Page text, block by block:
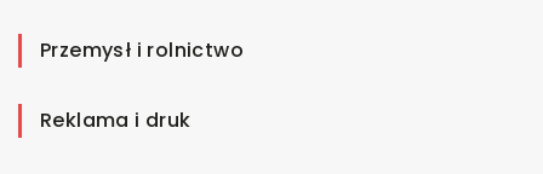
Przemysł i rolnictwo
Reklama i druk